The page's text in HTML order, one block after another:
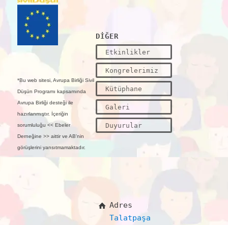
*Bu web sitesi, Avrupa Birliği Sivil
Düşün Programı kapsamında
Avrupa Birliği desteği ile
hazırlanmıştır. İçeriğin
sorumluluğu << Ebeler
Derneğine >> aittir ve AB'nin
görüşlerini yansıtmamaktadır.
DİĞER
Etkinlikler
Kongrelerimiz
Kütüphane
Galeri
Duyurular
Adres
Talatpaşa